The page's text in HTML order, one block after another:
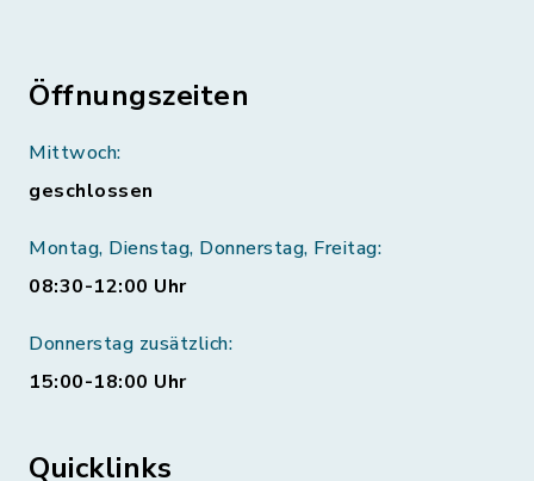
Öffnungszeiten
Mittwoch:
geschlossen
Montag, Dienstag, Donnerstag, Freitag:
08:30-12:00 Uhr
Donnerstag zusätzlich:
15:00-18:00 Uhr
Quicklinks